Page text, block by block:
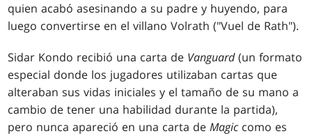
quien acabó asesinando a su padre y huyendo, para
luego convertirse en el villano Volrath ("Vuel de Rath").
Sidar Kondo recibió una carta de Vanguard(un formato
especial donde los jugadores utilizaban cartas que
alteraban sus vidas iniciales y el tamaño de su mano a
cambio de tener una habilidad durante la partida),
pero nunca apareció en una carta deMagic como es